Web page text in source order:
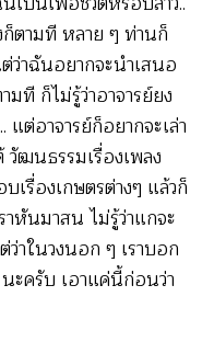
ตามที หลาย ๆ ท่านก็
ว่าฉันอยากจะนำเสนอ
ที ก็ไม่รู้ว่าอาจารย์ยง
แต่อาจารย์ก็อยากจะเล่า
วัฒนธรรมเรื่องเพลง
รื่องเกษตรต่างๆ แล้วก็
หันมาสน ไม่รู้ว่าแกจะ
ว่าในวงนอก ๆ เราบอก
ะครับ เอาแค่นี้ก่อนว่า